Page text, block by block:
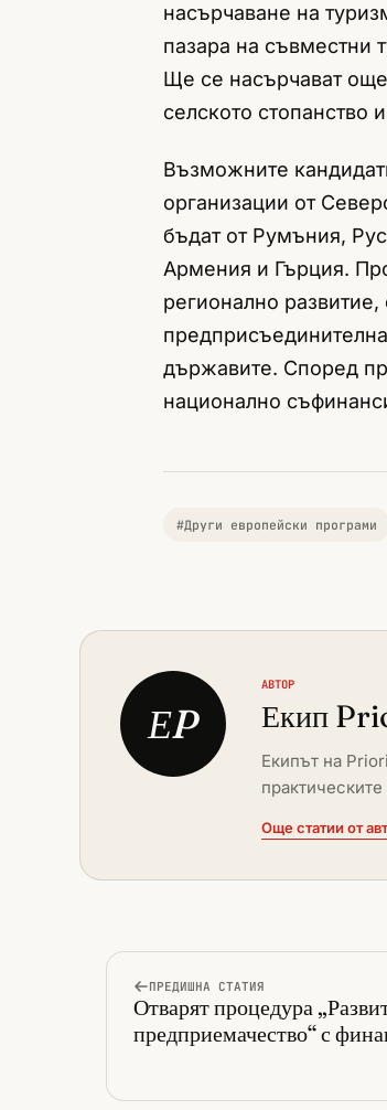
насърчаване на
пазара на съвместни
Ще се насърчават
селското стопанство
Възможните
организации от
бъдат от Румъния,
Армения и Гърция.
регионално
държавите. Според
национално
#Други европейски програми
ЕP
АВТОР
Екип
Екипът на
Още статии от
ПРЕДИШНА СТАТИЯ
Отварят процедура
предприемачество“ с